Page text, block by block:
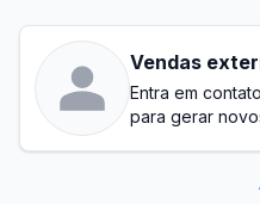
Vendas
Entra em
para gerar